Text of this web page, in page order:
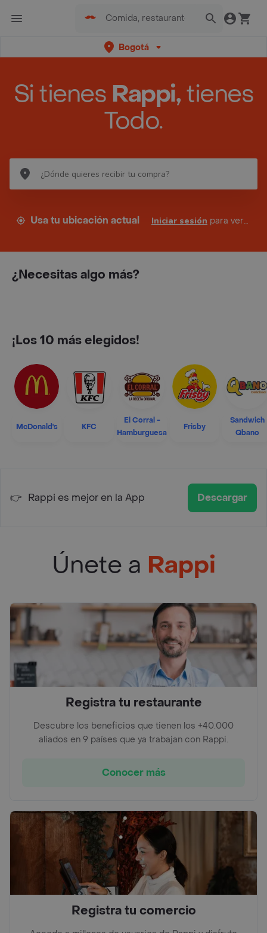
Bogotá
Si tienes Rappi,tienes
Todo.
Usa tu ubicación actual Iniciar sesión para ver tus direcciones
¿Necesitas algo más?
¡Los 10 más elegidos!
McDonald's KFC
El Corral -
Hamburguesa
Frisby
Sandwich
Qbano
👉 Rappi es mejor en la App Descargar
Únete a Rappi
Registra tu restaurante
Descubre los beneficios que tienen los +40.000
aliados en 9 países que ya trabajan con Rappi.
Conocer más
Registra tu comercio